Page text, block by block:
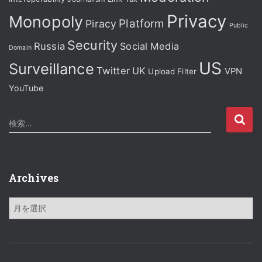
Monopoly Piracy Platform Privacy Public
Domain Russia Security Social Media
Surveillance Twitter UK Upload Filter US VPN
YouTube
検
索
検索…
Archives
h